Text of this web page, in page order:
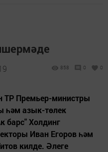
858 0 0
ТР Премьер-министры
һәм азык-төлек
барс" Холдинг
Иван Егоров һәм
килде. Әлеге